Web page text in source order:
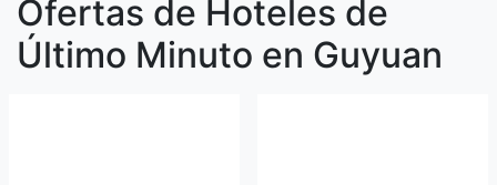
Ofertas de Hoteles de
Último Minuto en Guyuan